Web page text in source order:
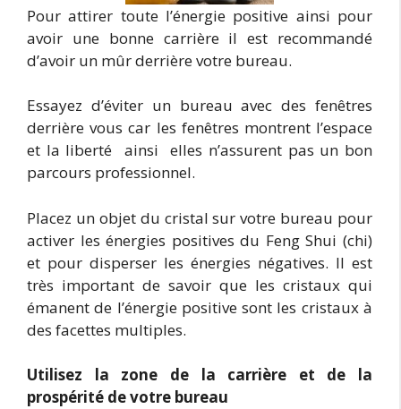
Pour attirer toute l’énergie positive ainsi pour
avoir une bonne carrière il est recommandé
d’avoir un mûr derrière votre bureau.
Essayez d’éviter un bureau avec des fenêtres
derrière vous car les fenêtres montrent l’espace
et la liberté ainsi elles n’assurent pas un bon
parcours professionnel.
Placez un objet du cristal sur votre bureau pour
activer les énergies positives du Feng Shui (chi)
et pour disperser les énergies négatives. Il est
très important de savoir que les cristaux qui
émanent de l’énergie positive sont les cristaux à
des facettes multiples.
Utilisez la zone de la carrière et de la
prospérité de votre bureau